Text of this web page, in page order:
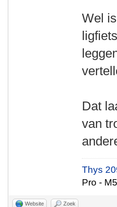
Wel
Dat
van
Thys
Pro -
Website Zoek